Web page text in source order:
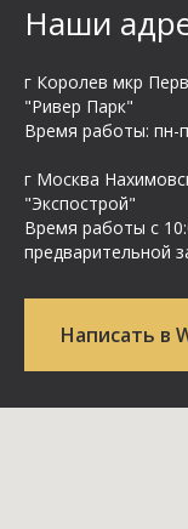
Наши
г Королев мкр
"Ривер Парк"
Время работы: пн-
г Москва
"Экспострой"
Время работы с
предварительной
Написать в